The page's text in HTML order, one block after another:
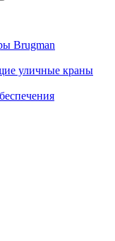
Brugman
уличные краны